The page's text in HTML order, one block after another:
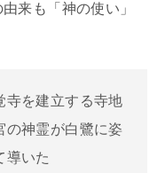
来も「神の使い」
寺を建立する寺地
の神霊が白鷺に姿
導いた